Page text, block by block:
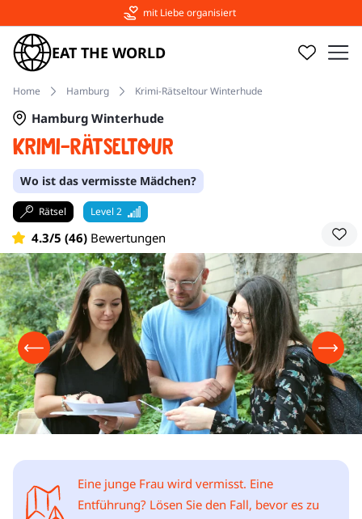
281 Stadterlebnisse in 56 Städten
EAT THE WORLD
Home Hamburg Krimi-Rätseltour Winterhude
Krimi-Rätseltour
Hamburg Winterhude
Wo ist das vermisste Mädchen?
Rätsel Level 2
4.3/5 (46) Bewertungen
Eine junge Frau wird vermisst. Eine
Entführung? Lösen Sie den Fall, bevor es zu